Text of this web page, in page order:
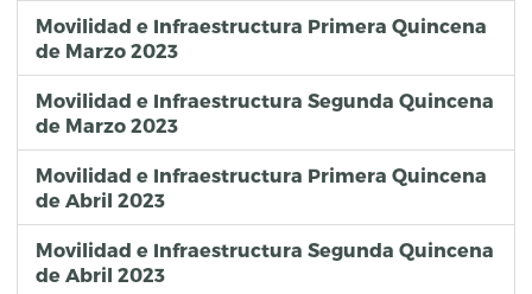
Movilidad e Infraestructura Primera Quincena
de Marzo 2023
Movilidad e Infraestructura Segunda Quincena
de Marzo 2023
Movilidad e Infraestructura Primera Quincena
de Abril 2023
Movilidad e Infraestructura Segunda Quincena
de Abril 2023